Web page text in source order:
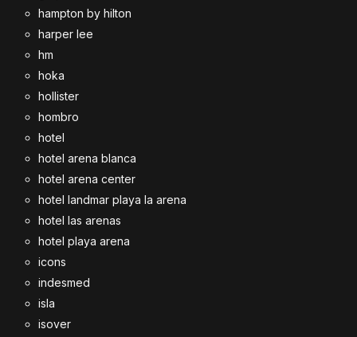
hampton by hilton
harper lee
hm
hoka
hollister
hombro
hotel
hotel arena blanca
hotel arena center
hotel landmar playa la arena
hotel las arenas
hotel playa arena
icons
indesmed
isla
isover